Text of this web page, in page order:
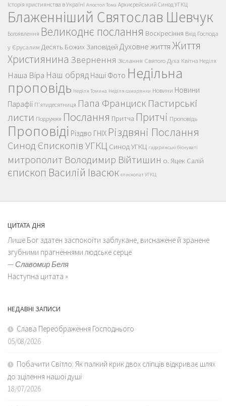
Історія християнства в Україні Апостол Тома Архиєрейський Синод УГКЦ
Блаженніший Святослав Шевчук
Богоявлення Великоднє послання Воскресіння Вхід Господа
у Єрусалим Десять Божих Заповідей Духовне життяЖиття
Християнина Звернення Зіслання Святого Духа Квітна Неділя
Наша Віра Наш обряд Наші Фото Недільна
проповідь Неділя Томина Неділя самарянки Новини Новини
Парафії П'ятидесятниця Папа Франциск Пастирські
листи Подружжя Послання Притча Притчі Проповідь
Проповіді Різдво ГНІХ Різдвяні Послання
Синод Єпископів УГКЦ Синод УГКЦ гадаринські біснуваті
митрополит Володимир Війтишин о. Яцек Салій
єпископ Василій Івасюк єпископат УГКЦ
ЦИТАТА ДНЯ
Лише Бог здатен заспокоїти заблукане, виснажене й зранене
згубними прагненнями людське серце
— Славомир Беля
Наступна цитата »
НЕДАВНІ ЗАПИСИ
Слава Переображення Господнього
05/08/2026
Побачити Світло: Як палкий крик двох сліпців відкриває шлях
до зцілення нашої душі
18/07/2026